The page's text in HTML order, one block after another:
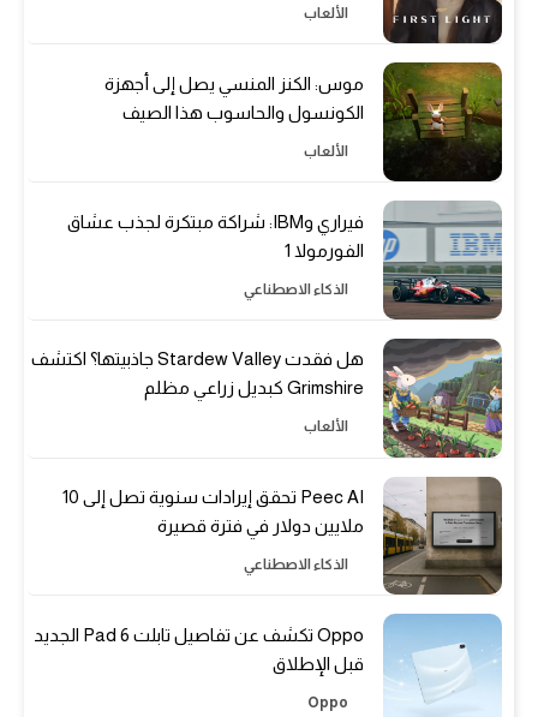
الألعاب
موس: الكنز المنسي يصل إلى أجهزة
الكونسول والحاسوب هذا الصيف
الألعاب
فيراري وIBM: شراكة مبتكرة لجذب عشاق
الفورمولا 1
الذكاء الاصطناعي
هل فقدت Stardew Valley جاذبيتها؟ اكتشف
Grimshire كبديل زراعي مظلم
الألعاب
Peec AI تحقق إيرادات سنوية تصل إلى 10
ملايين دولار في فترة قصيرة
الذكاء الاصطناعي
Oppo تكشف عن تفاصيل تابلت Pad 6 الجديد
قبل الإطلاق
Oppo